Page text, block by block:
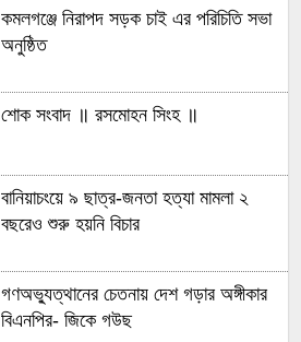
কমলগঞ্জে নিরাপদ সড়ক চাই এর পরিচিতি সভা
অনুষ্ঠিত
শোক সংবাদ ॥ রসমোহন সিংহ ॥
বানিয়াচংয়ে ৯ ছাত্র-জনতা হত্যা মামলা ২
বছরেও শুরু হয়নি বিচার
গণঅভ্যুত্থানের চেতনায় দেশ গড়ার অঙ্গীকার
বিএনপির- জিকে গউছ